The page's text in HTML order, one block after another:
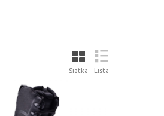
do otarć stopy, co
naszego buta - jeżeli jest
mamy do czynienia z butem,
Siatka Lista